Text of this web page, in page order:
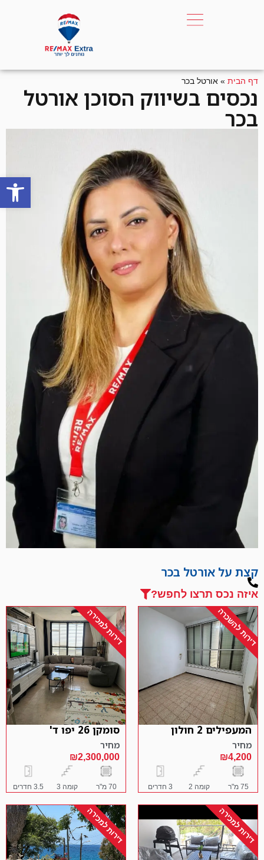
פתח
דף הבית » אורטל בכר
נכסים בשיווק הסוכן אורטל
בכר
קצת על אורטל בכר
איזה נכס תרצו לחפש?
דירות להשכרה
המעפילים 2 חולון
מחיר
₪4,200
75 מ"ר קומה 2 3 חדרים
דירות למכירה
סומקן 26 יפו ד'
מחיר
₪2,300,000
70 מ"ר קומה 3 3.5 חדרים
דירות למכירה דירות למכירה